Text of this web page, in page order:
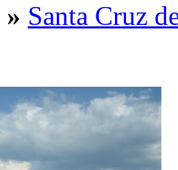
» Santa Cruz